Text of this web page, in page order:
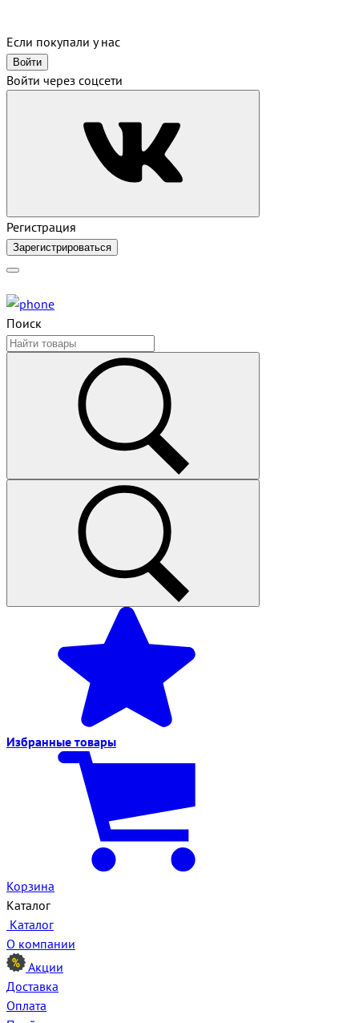
Если покупали у нас
Войти
Войти через соцсети
Регистрация
Зарегистрироваться
Поиск
Избранные товары
Корзина
Каталог
Каталог
О компании
Акции
Доставка
Оплата